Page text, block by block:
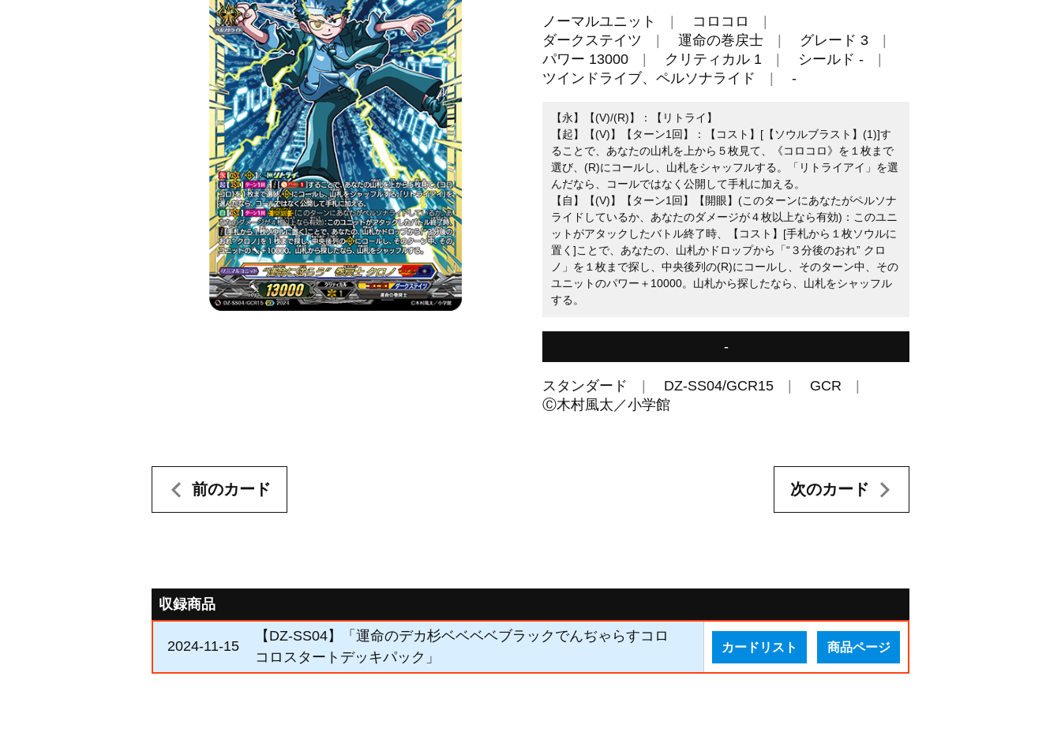
ノーマルユニット
コロコロ
ダークステイツ
運命の巻戻士
グレード 3
パワー 13000
クリティカル 1
シールド -
ツインドライブ、ペルソナライド
-
【永】【(V)/(R)】：【リトライ】
【起】【(V)】【ターン1回】：【コスト】[【ソウルブラスト】(1)]す
ることで、あなたの山札を上から５枚見て、《コロコロ》を１枚まで
選び、(R)にコールし、山札をシャッフルする。「リトライアイ」を選
んだなら、コールではなく公開して手札に加える。
【自】【(V)】【ターン1回】【開眼】(このターンにあなたがペルソナ
ライドしているか、あなたのダメージが４枚以上なら有効)：このユニ
ットがアタックしたバトル終了時、【コスト】[手札から１枚ソウルに
置く]ことで、あなたの、山札かドロップから「“３分後のおれ” クロ
ノ」を１枚まで探し、中央後列の(R)にコールし、そのターン中、その
ユニットのパワー＋10000。山札から探したなら、山札をシャッフル
する。
-
スタンダード DZ-SS04/GCR15
GCR
Ⓒ木村風太／小学館
前のカード 次のカード
収録商品
2024-11-15
【DZ-SS04】「運命のデカ杉ベベベベブラックでんぢゃらすコロ
コロスタートデッキパック」
カードリスト 商品ページ